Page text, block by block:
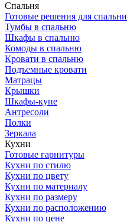
Спальня
Готовые решения для спальни
Тумбы в спальню
Шкафы в спальню
Комоды в спальню
Кровати в спальню
Подъемные кровати
Матрацы
Крышки
Шкафы-купе
Антресоли
Полки
Зеркала
Кухни
Готовые гарнитуры
Кухни по стилю
Кухни по цвету
Кухни по материалу
Кухни по размеру
Кухни по расположению
Кухни по цене